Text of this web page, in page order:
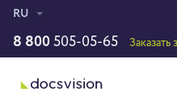
RU
8 800 505-05-65 Заказать